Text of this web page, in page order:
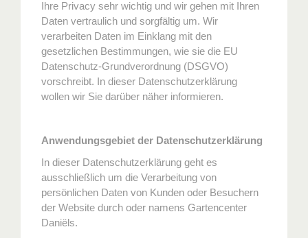
Ihre Privacy sehr wichtig und wir gehen mit Ihren
Daten vertraulich und sorgfältig um. Wir
verarbeiten Daten im Einklang mit den
gesetzlichen Bestimmungen, wie sie die EU
Datenschutz-Grundverordnung (DSGVO)
vorschreibt. In dieser Datenschutzerklärung
wollen wir Sie darüber näher informieren.
Anwendungsgebiet der Datenschutzerklärung
In dieser Datenschutzerklärung geht es
ausschließlich um die Verarbeitung von
persönlichen Daten von Kunden oder Besuchern
der Website durch oder namens Gartencenter
Daniëls.